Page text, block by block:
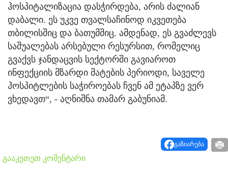
ჰოსპიტალიზაცია დასჭირდება, არის ძალიან
დაბალი. ეს უკვე თვალსაჩინოდ იკვეთება
თბილისშიც და ბათუმშიც. ამდენად, ეს გვაძლევს
საშუალებას არსებული რესურსით, რომელიც
გვაქვს ჯანდაცვის სექტორში გავიაროთ
ინფექციის მზარდი მატების პერიოდი, საველე
ჰოსპიტლების საჭიროებას ჩვენ ამ ეტაპზე ვერ
ვხედავთ“, - აღნიშნა თამარ გაბუნიამ.
გაზიარება
გააკეთეთ კომენტარი